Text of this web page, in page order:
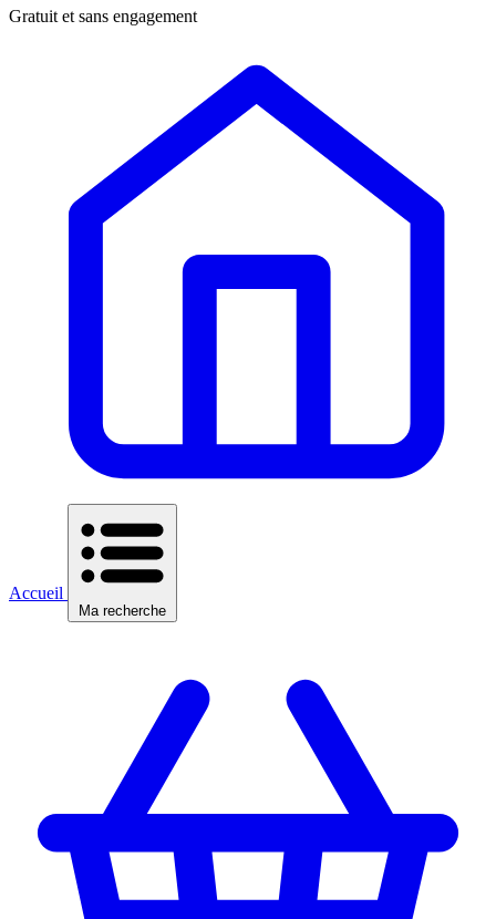
Gratuit et sans engagement
Accueil
Ma recherche